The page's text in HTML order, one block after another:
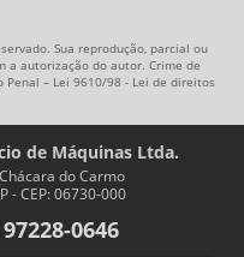
Sua reprodução, parcial ou
a autorização do autor. Crime de
Penal – Lei 9610/98 - Lei de direitos
de Máquinas Ltda.
do Carmo
- CEP: 06730-000
97228-0646